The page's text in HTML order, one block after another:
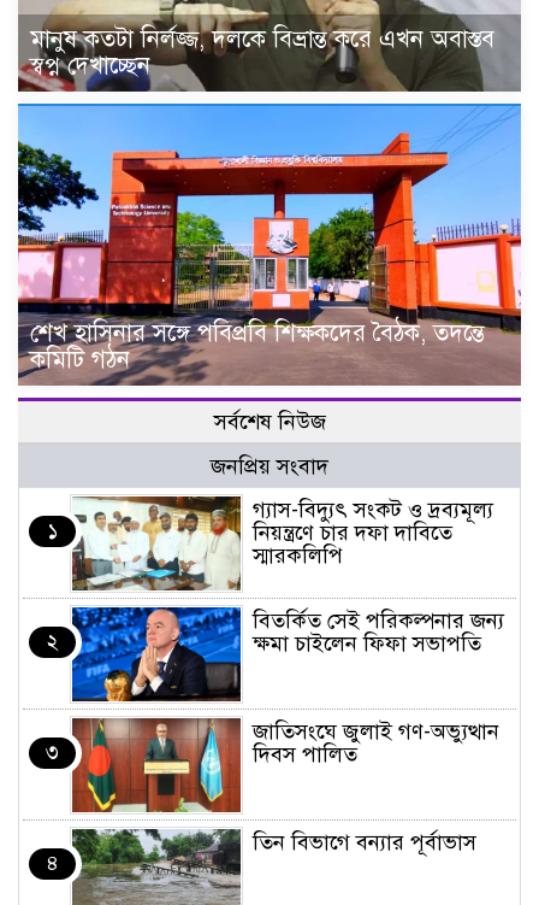
মানুষ কতটা নির্লজ্জ, দলকে বিভ্রান্ত করে এখন অবাস্তব
স্বপ্ন দেখাচ্ছেন
শেখ হাসিনার সঙ্গে পবিপ্রবি শিক্ষকদের বৈঠক, তদন্তে
কমিটি গঠন
সর্বশেষ নিউজ
জনপ্রিয় সংবাদ
১
গ্যাস-বিদ্যুৎ সংকট ও দ্রব্যমূল্য
নিয়ন্ত্রণে চার দফা দাবিতে
স্মারকলিপি
২
বিতর্কিত সেই পরিকল্পনার জন্য
ক্ষমা চাইলেন ফিফা সভাপতি
৩
জাতিসংঘে জুলাই গণ-অভ্যুত্থান
দিবস পালিত
৪
তিন বিভাগে বন্যার পূর্বাভাস